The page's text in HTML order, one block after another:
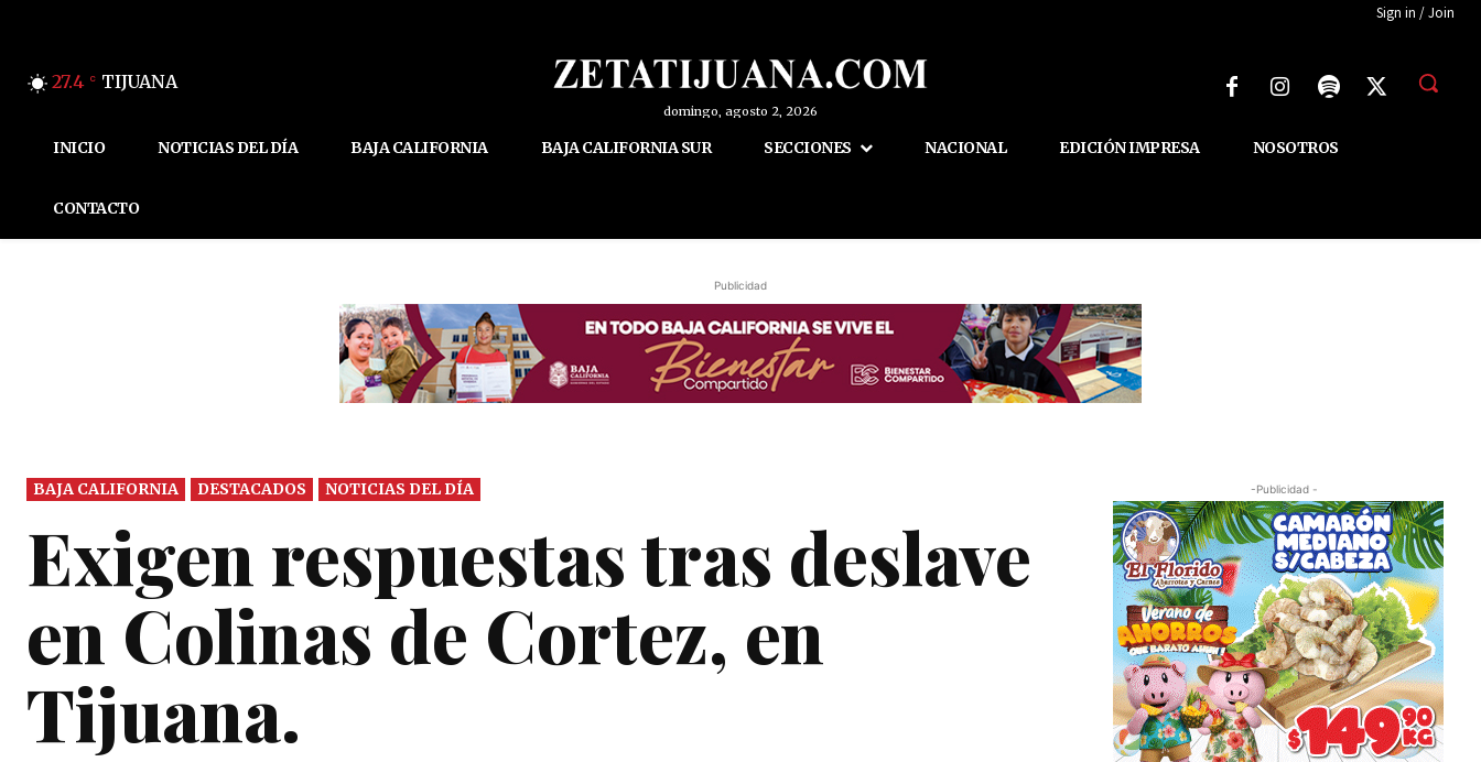
Sign in / Join
27.4 C TIJUANA
domingo, agosto 2, 2026
INICIO NOTICIAS DEL DÍA BAJA CALIFORNIA BAJA CALIFORNIA SUR SECCIONES NACIONAL EDICIÓN IMPRESA NOSOTROS
CONTACTO
Publicidad
BAJA CALIFORNIA DESTACADOS NOTICIAS DEL DÍA
Exigen respuestas tras deslave
en Colinas de Cortez, en
Tijuana.
-Publicidad -